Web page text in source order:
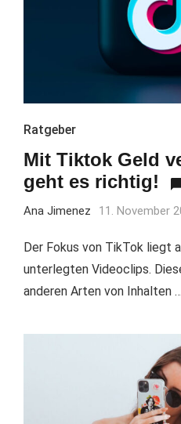
Ratgeber
Mit Tiktok Geld
geht es richtig!
Ana Jimenez 11. November
Der Fokus von TikTok liegt
unterlegten Videoclips.
anderen Arten von Inhalten …